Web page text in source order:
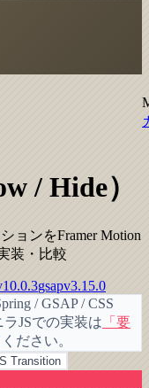
/ Hide）
ョンをFramer Motion
装・比較
10.0.3gsapv3.15.0
/ GSAP / CSS
ラJSでの実装は 「 要
ださい。
Transition